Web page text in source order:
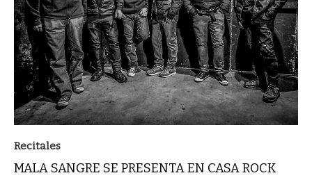
Recitales
MALA SANGRE SE PRESENTA EN CASA ROCK